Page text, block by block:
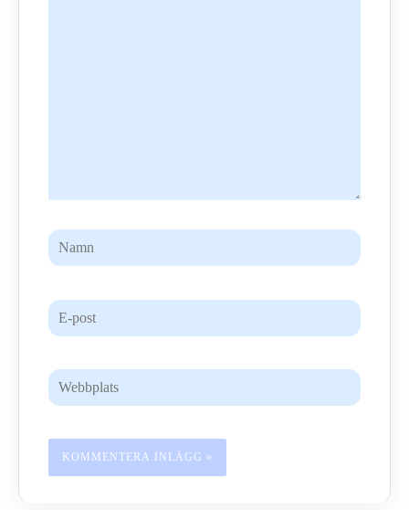
Namn
E-
post
Webbplats